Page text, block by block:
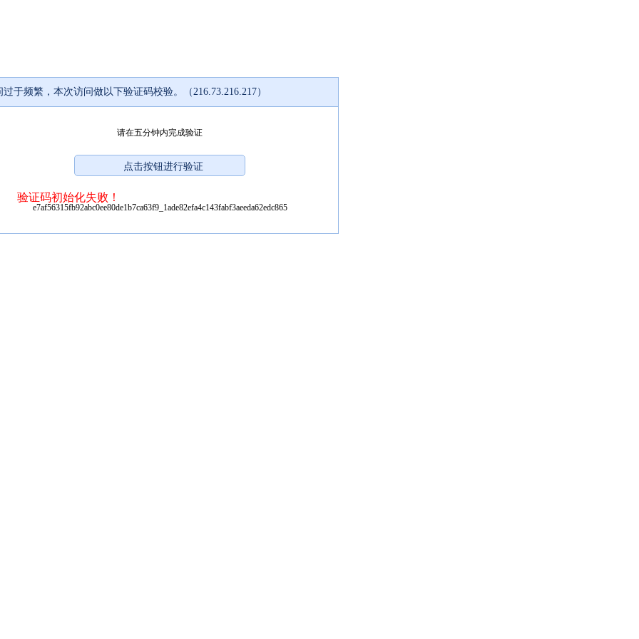
过于频繁，本次访问做以下验证码校验。（216.73.216.217）
请在五分钟内完成验证
验证码初始化失败！
e7af56315fb92abc0ee80de1b7ca63f9_1ade82efa4c143fabf3aeeda62edc865